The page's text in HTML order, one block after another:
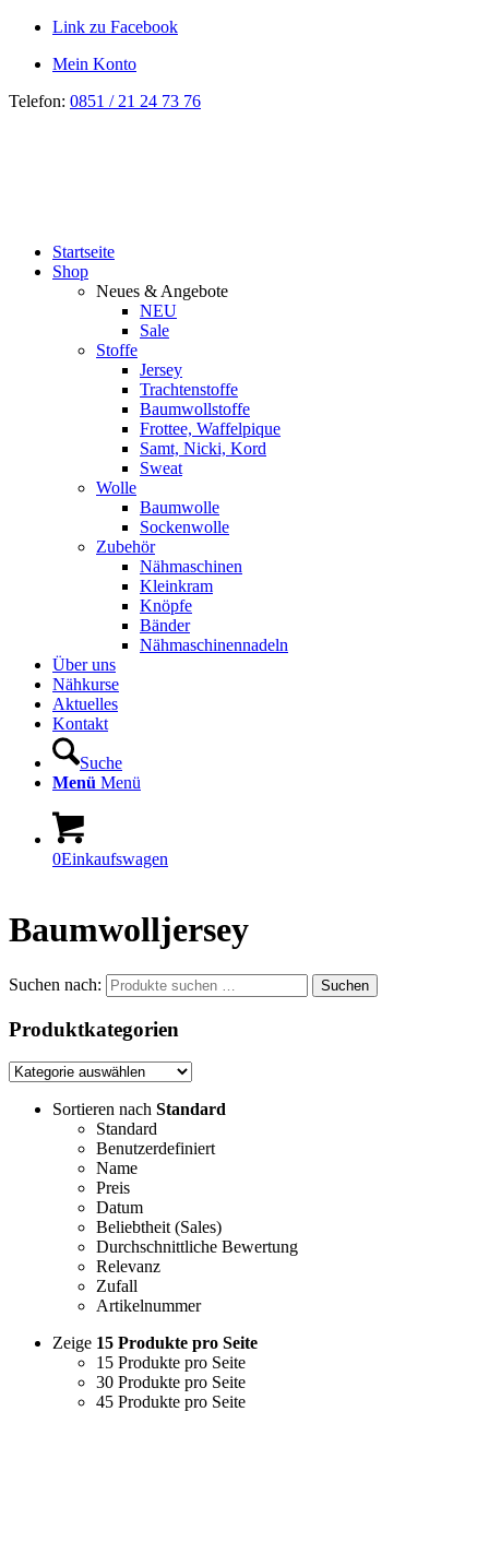
Link zu Facebook
Mein Konto
Telefon: 0851 / 21 24 73 76
Startseite
Shop
Neues & Angebote
NEU
Sale
Stoffe
Jersey
Trachtenstoffe
Baumwollstoffe
Frottee, Waffelpique
Samt, Nicki, Kord
Sweat
Wolle
Baumwolle
Sockenwolle
Zubehör
Nähmaschinen
Kleinkram
Knöpfe
Bänder
Nähmaschinennadeln
Über uns
Nähkurse
Aktuelles
Kontakt
Suche
Menü Menü
0Einkaufswagen
Baumwolljersey
Sortieren nach Standard
Standard
Benutzerdefiniert
Name
Preis
Datum
Beliebtheit (Sales)
Durchschnittliche Bewertung
Relevanz
Zufall
Artikelnummer
Zeige 15 Produkte pro Seite
15 Produkte pro Seite
30 Produkte pro Seite
45 Produkte pro Seite
Suchen nach: Suchen
Produktkategorien